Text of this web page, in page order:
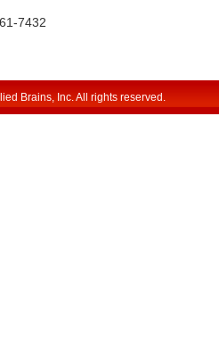
7432
Brains, Inc. All rights reserved.